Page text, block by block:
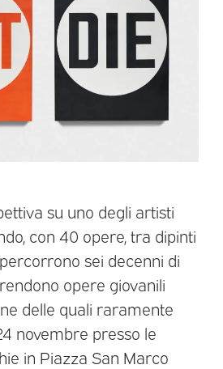
su uno degli artisti
con 40 opere, tra dipinti
sei decenni di
opere giovanili
delle quali raramente
novembre presso le
in Piazza San Marco